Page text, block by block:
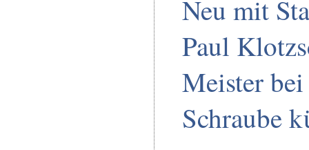
Neu mit
Paul
Meister
Schraube